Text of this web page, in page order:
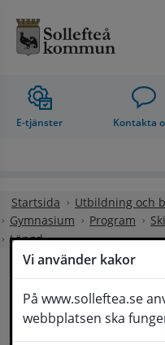
Vi använder kakor
På www.solleftea.se
webbplatsen ska
E-tjänster Kontakta
Startsida
Utbildning och
Gymnasium
Program
Längd
Längd